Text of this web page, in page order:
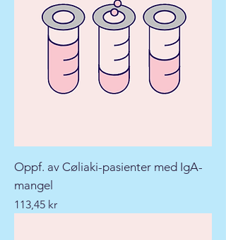
Oppf. av Cøliaki-pasienter med IgA-
mangel
Pris
113,45 kr